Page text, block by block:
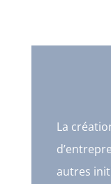
La
autres